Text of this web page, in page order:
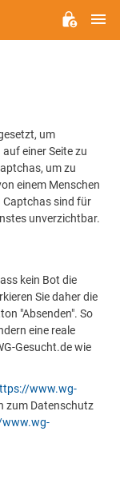
um
einer Seite zu
um zu
einem Menschen
Captchas sind für
unverzichtbar.
kein Bot die
Sie daher die
"Absenden". So
eine reale
Gesucht.de wie
www.wg-
zum Datenschutz